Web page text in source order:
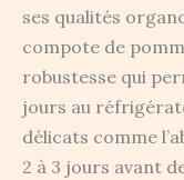
ses qualités
compote de
robustesse qui
jours au
délicats comme
2 à 3 jours avant